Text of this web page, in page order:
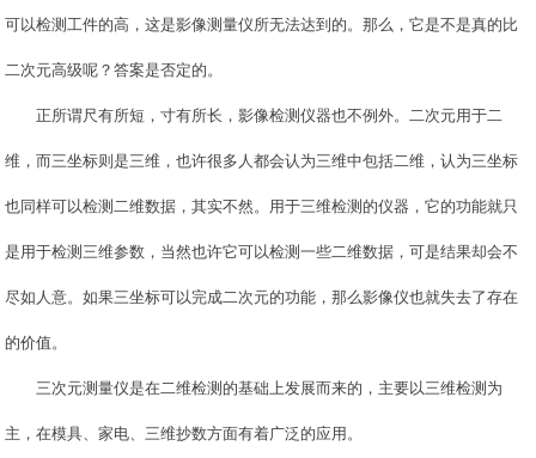
可以检测工件的高，这是影像测量仪所无法达到的。那么，它是不是真的比
二次元高级呢？答案是否定的。
正所谓尺有所短，寸有所长，影像检测仪器也不例外。二次元用于二
维，而三坐标则是三维，也许很多人都会认为三维中包括二维，认为三坐标
也同样可以检测二维数据，其实不然。用于三维检测的仪器，它的功能就只
是用于检测三维参数，当然也许它可以检测一些二维数据，可是结果却会不
尽如人意。如果三坐标可以完成二次元的功能，那么影像仪也就失去了存在
的价值。
三次元测量仪是在二维检测的基础上发展而来的，主要以三维检测为
主，在模具、家电、三维抄数方面有着广泛的应用。